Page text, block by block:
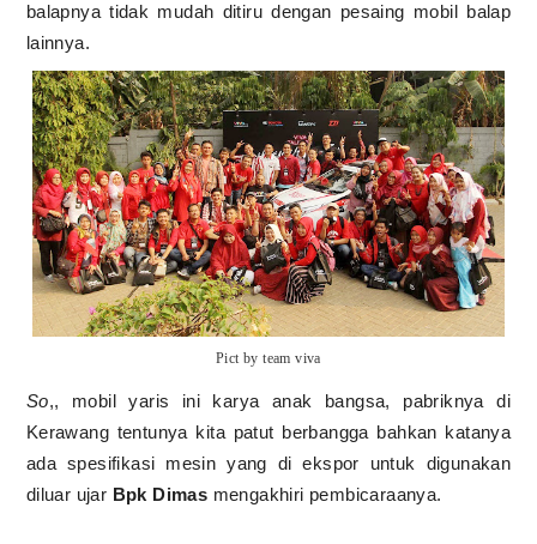
balapnya tidak mudah ditiru dengan pesaing mobil balap
lainnya.
Pict by team viva
So,, mobil yaris ini karya anak bangsa, pabriknya di
Kerawang tentunya kita patut berbangga bahkan katanya
ada spesifikasi mesin yang di ekspor untuk digunakan
diluar ujar Bpk Dimas mengakhiri pembicaraanya.